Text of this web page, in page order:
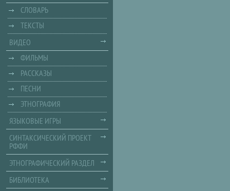
СЛОВАРЬ
ТЕКСТЫ
ВИДЕО
ФИЛЬМЫ
РАССКАЗЫ
ПЕСНИ
ЭТНОГРАФИЯ
ЯЗЫКОВЫЕ ИГРЫ
СИНТАКСИЧЕСКИЙ ПРОЕКТ
РФФИ
ЭТНОГРАФИЧЕСКИЙ РАЗДЕЛ
БИБЛИОТЕКА